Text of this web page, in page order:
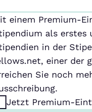
einem Premium-
als erstes
in der
einer der
Sie noch
Jetzt Premium-